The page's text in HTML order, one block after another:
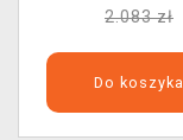
2.083 zł
Do koszyka